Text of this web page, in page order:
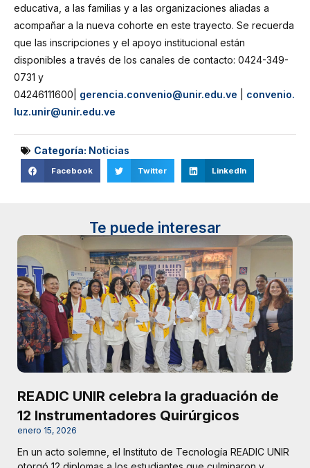
educativa, a las familias y a las organizaciones aliadas a
acompañar a la nueva cohorte en este trayecto. Se recuerda
que las inscripciones y el apoyo institucional están
disponibles a través de los canales de contacto: 0424-349-
0731 y
04246111600| gerencia.convenio@unir.edu.ve
convenio.
luz.unir@unir.edu.ve
Categoría: Noticias
Facebook Twitter LinkedIn
Te puede interesar
READIC UNIR celebra la graduación de
12 Instrumentadores Quirúrgicos
enero 15, 2026
En un acto solemne, el Instituto de Tecnología READIC UNIR